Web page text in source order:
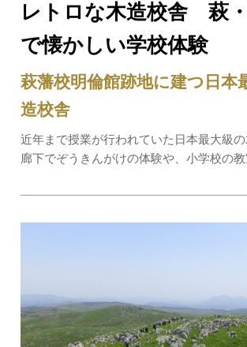
レトロな木造校舎 萩
で懐かしい学校体験
萩藩校明倫館跡地に建つ日本
造校舎
近年まで授業が行われていた日本最大級
廊下でぞうきんがけの体験や、小学校の
校給食を堪能。